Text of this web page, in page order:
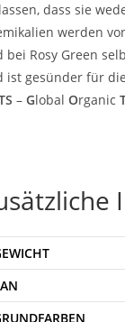
dass sie
werden
bei Rosy Green
ist gesünder für
– Global Organic